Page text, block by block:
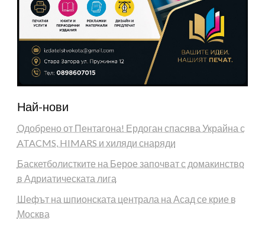
Най-нови
Одобрено от Пентагона! Ердоган спасява Украйна с
ATACMS, HIMARS и хиляди снаряди
Баскетболистките на Берое започват с домакинство
в Адриатическата лига
Шефът на шпионската централа на Асад се крие в
Москва